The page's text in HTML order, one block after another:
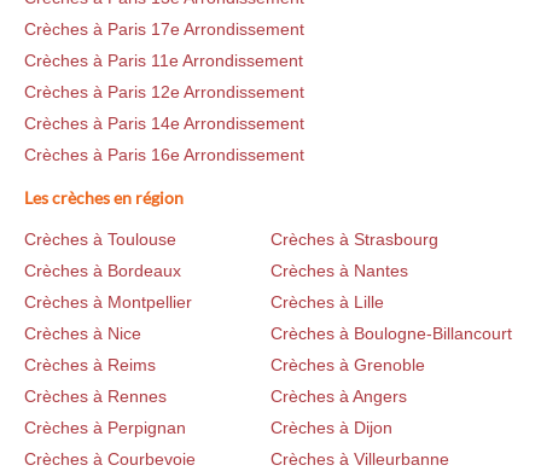
Crèches à Paris 17e Arrondissement
Crèches à Paris 11e Arrondissement
Crèches à Paris 12e Arrondissement
Crèches à Paris 14e Arrondissement
Crèches à Paris 16e Arrondissement
Les crèches en région
Crèches à Toulouse
Crèches à Strasbourg
Crèches à Bordeaux
Crèches à Nantes
Crèches à Montpellier
Crèches à Lille
Crèches à Nice
Crèches à Boulogne-Billancourt
Crèches à Reims
Crèches à Grenoble
Crèches à Rennes
Crèches à Angers
Crèches à Perpignan
Crèches à Dijon
Crèches à Courbevoie
Crèches à Villeurbanne